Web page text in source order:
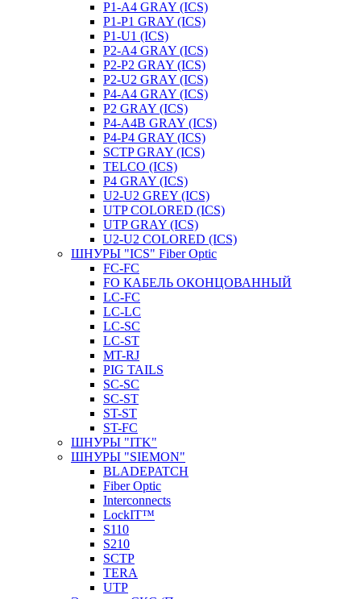
P1-A4 GRAY (ICS)
P1-P1 GRAY (ICS)
P1-U1 (ICS)
P2-A4 GRAY (ICS)
P2-P2 GRAY (ICS)
P2-U2 GRAY (ICS)
P4-A4 GRAY (ICS)
P2 GRAY (ICS)
P4-A4B GRAY (ICS)
P4-P4 GRAY (ICS)
SCTP GRAY (ICS)
TELCO (ICS)
P4 GRAY (ICS)
U2-U2 GREY (ICS)
UTP COLORED (ICS)
UTP GRAY (ICS)
U2-U2 COLORED (ICS)
ШНУРЫ "ICS" Fiber Optic
FC-FC
FO КАБЕЛЬ ОКОНЦОВАННЫЙ
LC-FC
LC-LC
LC-SC
LС-ST
MT-RJ
PIG TAILS
SC-SC
SC-ST
ST-ST
ST-FC
ШНУРЫ "ITK"
ШНУРЫ "SIEMON"
BLADEPATCH
Fiber Optic
Interconnects
LockIT™
S110
S210
SCTP
TERA
UTP